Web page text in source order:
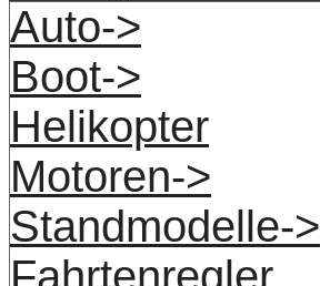
Auto->
Boot->
Helikopter
Motoren->
Standmodelle->
Fahrtenregler